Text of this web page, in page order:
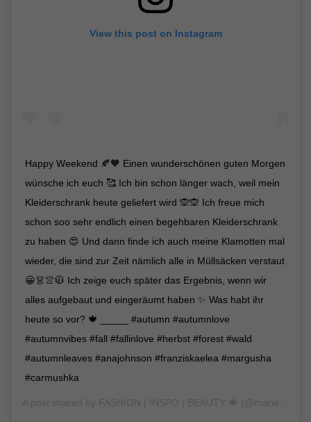
View this post on Instagram
Happy Weekend 🍂🧡 Einen wunderschönen guten Morgen
wünsche ich euch 🥰 Ich bin schon länger wach, weil mein
Kleiderschrank heute geliefert wird 🙊🙊 Ich freue mich
schon soo sehr endlich einen begehbaren Kleiderschrank
zu haben 😍 Und dann finde ich auch meine Klamotten mal
wieder, die sind zur Zeit nämlich alle in Müllsäcken verstaut
😀👗👚🧥 Ich zeige euch später das Ergebnis, wenn wir
alles aufgebaut und eingeräumt haben ✨ Was habt ihr
heute so vor? 🍁 _____ #autumn #autumnlove
#autumnvibes #fall #fallinlove #herbst #forest #wald
#autumnleaves #anajohnson #franziskaelea #margusha
#carmushka